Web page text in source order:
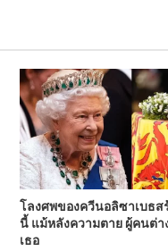
โลงศพของควีนอลิซาเบธส
นี้ แม้หลังความตาย ผู้คนต่า
เธอ